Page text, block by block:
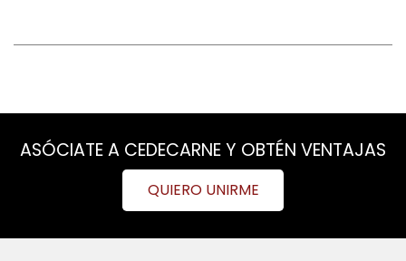
ASÓCIATE A CEDECARNE Y OBTÉN VENTAJAS
QUIERO UNIRME